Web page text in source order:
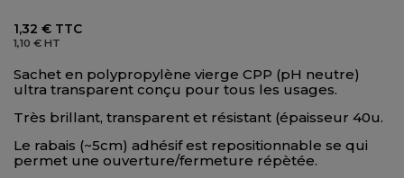
1,32 € TTC
1,10 € HT
Sachet en polypropylène vierge CPP (pH neutre)
ultra transparent conçu pour tous les usages.
Très brillant, transparent et résistant (épaisseur 40u.
Le rabais (~5cm) adhésif est repositionnable se qui
permet une ouverture/fermeture répètée.